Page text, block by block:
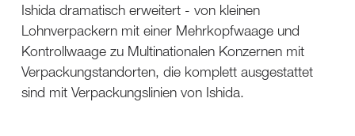
Ishida dramatisch erweitert - von kleinen
Lohnverpackern mit einer Mehrkopfwaage und
Kontrollwaage zu Multinationalen Konzernen mit
Verpackungstandorten, die komplett ausgestattet
sind mit Verpackungslinien von Ishida.